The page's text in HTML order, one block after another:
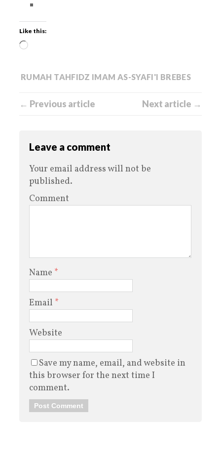
Like this:
RUMAH TAHFIDZ IMAM AS-SYAFI'I BREBES
← Previous article Next article →
Leave a comment
Your email address will not be
published.
Comment
Name *
Email *
Website
Save my name, email, and website in
this browser for the next time I
comment.